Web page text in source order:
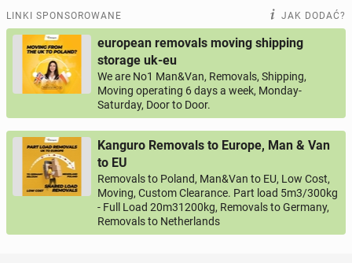
LINKI SPONSOROWANE JAK DODAĆ?
european removals moving shipping
storage uk-eu
We are No1 Man&Van, Removals, Shipping,
Moving operating 6 days a week, Monday-
Saturday, Door to Door.
Kanguro Removals to Europe, Man & Van
to EU
Removals to Poland, Man&Van to EU, Low Cost,
Moving, Custom Clearance. Part load 5m3/300kg
- Full Load 20m31200kg, Removals to Germany,
Removals to Netherlands